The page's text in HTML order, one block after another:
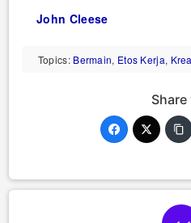
John Cleese
Topics: Bermain, Etos Kerja,
Share